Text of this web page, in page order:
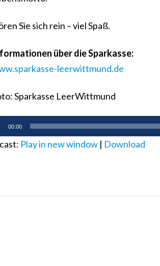
Sie sich rein – viel Spaß.
über die Sparkasse:
leerwittmund.de
Sparkasse LeerWittmund
00:00
Play in new window | Download